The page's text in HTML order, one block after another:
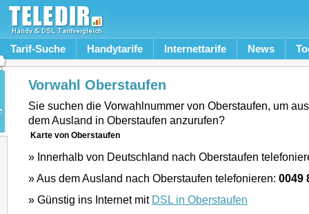
Tarif-Suche Handytarife Internettarife News
Vorwahl Oberstaufen
Sie suchen die Vorwahlnummer von Oberstaufen, um
dem Ausland in Oberstaufen anzurufen?
Karte von Oberstaufen
» Innerhalb von Deutschland nach Oberstaufen
» Aus dem Ausland nach Oberstaufen telefonieren: 0049
» Günstig ins Internet mit DSL in Oberstaufen